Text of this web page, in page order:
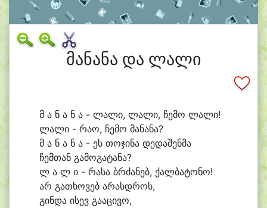
მანანა და ლალი
მ ა ნ ა ნ ა - ლალი, ლალი, ჩემო ლალი!
ლალი - რაო, ჩემო მანანა?
მ ა ნ ა ნ ა - ეს თოჯინა დედაშენმა
ჩემთან გამოგატანა?
ლ ა ლ ი - რასა ბრძანებ, ქალბატონო!
არ გათხოვებ არასდროს,
გინდა ისევ გააცივო,